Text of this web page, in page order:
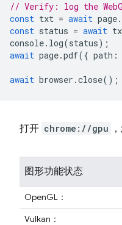
// Verify: log the
const txt = await page.
const status = await
console. log(status);
await page.pdf({ path :
await browser .close();
打开 chrome://gpu
图形功能状态
OpenGL：
Vulkan：